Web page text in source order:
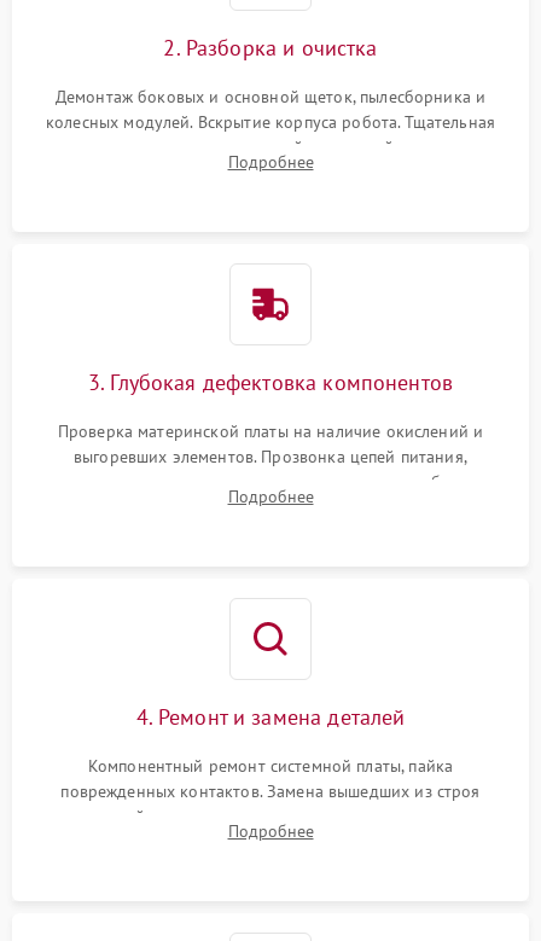
2. Разборка и очистка
Демонтаж боковых и основной щеток, пылесборника и
колесных модулей. Вскрытие корпуса робота. Тщательная
очистка внутренних полостей, шестерней и плат от
скопившейся пыли, волос и шерсти животных с
Подробнее
3. Глубокая дефектовка компонентов
Проверка материнской платы на наличие окислений и
выгоревших элементов. Прозвонка цепей питания,
тестирование приводных моторов колес и турбины
всасывания. Оценка состояния оптических и инфракрасных
Подробнее
4. Ремонт и замена деталей
Компонентный ремонт системной платы, пайка
поврежденных контактов. Замена вышедших из строя
двигателей, изношенного аккумулятора, неисправного
лидара или помпы подачи воды. Восстановление шлейфов и
Подробнее